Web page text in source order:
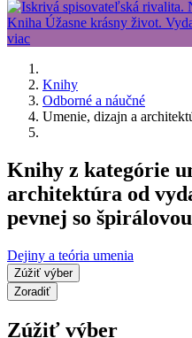
Knihy
Odborné a náučné
Umenie, dizajn a
Knihy z kategórie
architektúra od
pevnej so
Dejiny a teória umenia
Zúžiť výber
Zoradiť
Zúžiť výber